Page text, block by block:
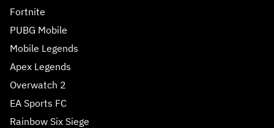
Fortnite
PUBG Mobile
Mobile Legends
Apex Legends
Overwatch 2
EA Sports FC
Rainbow Six Siege